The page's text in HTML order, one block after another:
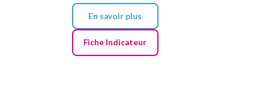
En savoir plus
Fiche Indicateur